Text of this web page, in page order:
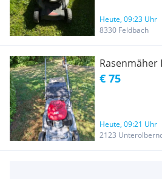
Heute, 09:23 Uhr
8330 Feldbach
Rasenmäher
€ 75
Heute, 09:21 Uhr
2123